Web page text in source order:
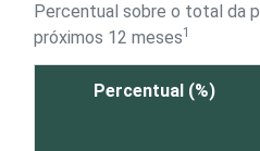
Percentual sobre o total da
próximos 12 meses1
Percentual (%)